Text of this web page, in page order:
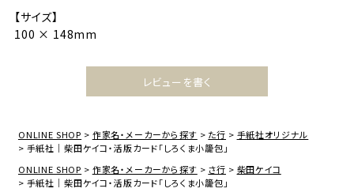
【サイズ】
100 × 148mm
レビューを書く
ONLINE SHOP 作家名・メーカーから探す た行
手紙社オリジナル
手紙社｜柴田ケイコ・活版カード「しろくま小籠包」
ONLINE SHOP
作家名・メーカーから探す さ行
柴田ケイコ
手紙社｜柴田ケイコ・活版カード「しろくま小籠包」